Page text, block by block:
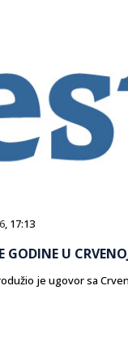
, 17:13
GODINE U
je ugovor sa